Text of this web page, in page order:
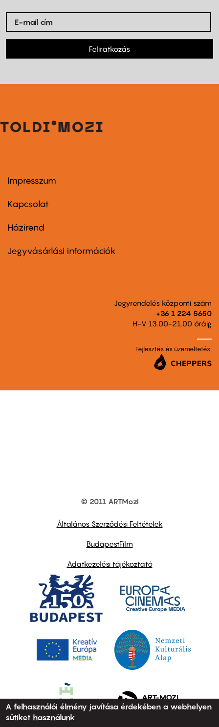
Feliratkozás
Footer
first
Impresszum
Kapcsolat
Footer
second
Házirend
Jegyvásárlási információk
Jegyrendelés központi szám
+36 1 224 5650
H-V 13.00-21.00 óráig
Fejlesztés és üzemeltetés:
© 2011 ARTMozi
Általános Szerződési Feltételek
BudapestFilm
Adatkezelési tájékoztató
A felhasználói élmény javítása érdekében a webhelyen
sütiket használunk